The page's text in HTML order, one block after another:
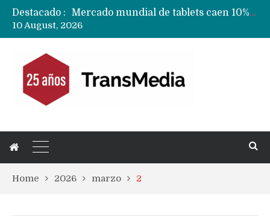
Destacado :
Fabricantes suben precios de teléfonos y ganan más dinero en un mercado donde Xiaomi alerta por no mejorar ventas
10 August, 2026
Home 2026 marzo 2